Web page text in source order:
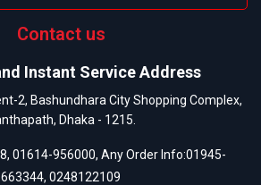
Contact us
Instant Service Address
2, Bashundhara City Shopping Complex,
Dhaka - 1215.
, 01614-956000, Any Order Info:01945-
663344, 0248122109